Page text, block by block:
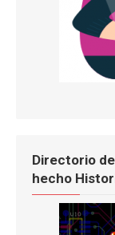
Directorio
hecho